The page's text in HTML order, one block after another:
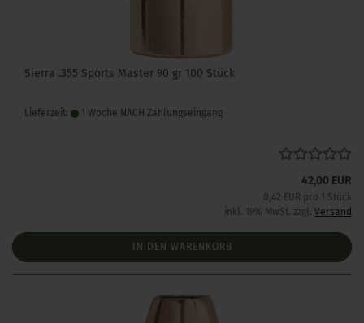
Sierra .355 Sports Master 90 gr 100 Stück
Lieferzeit: 1 Woche NACH Zahlungseingang
42,00 EUR
0,42 EUR pro 1 Stück
inkl. 19% MwSt. zzgl. Versand
IN DEN WARENKORB